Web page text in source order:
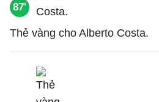
87'
Thẻ vàng cho Alberto Costa.